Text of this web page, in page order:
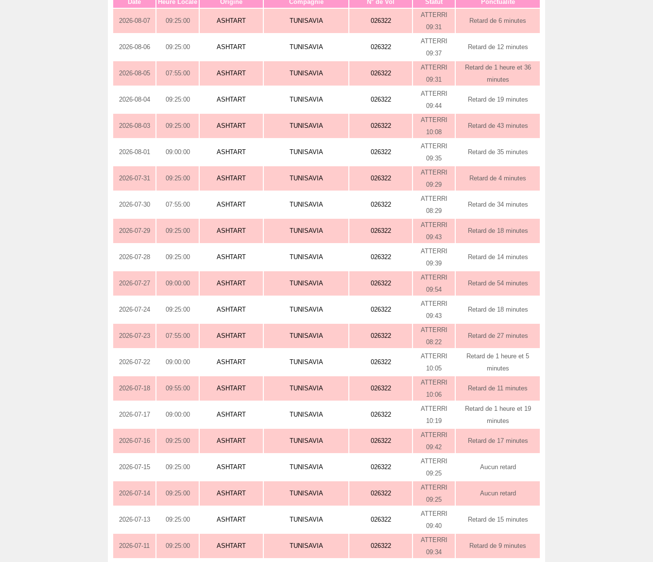
Date Heure Locale Origine Compagnie N° de Vol Statut Ponctualité
2026-08-07 09:25:00 ASHTART TUNISAVIA 026322
ATTERRI
09:31
Retard de 6 minutes
2026-08-06 09:25:00 ASHTART TUNISAVIA 026322
ATTERRI
09:37
Retard de 12 minutes
2026-08-05 07:55:00 ASHTART TUNISAVIA 026322
ATTERRI
09:31
Retard de 1 heure et 36
minutes
2026-08-04 09:25:00 ASHTART TUNISAVIA 026322
ATTERRI
09:44
Retard de 19 minutes
2026-08-03 09:25:00 ASHTART TUNISAVIA 026322
ATTERRI
10:08
Retard de 43 minutes
2026-08-01 09:00:00 ASHTART TUNISAVIA 026322
ATTERRI
09:35
Retard de 35 minutes
2026-07-31 09:25:00 ASHTART TUNISAVIA 026322
ATTERRI
09:29
Retard de 4 minutes
2026-07-30 07:55:00 ASHTART TUNISAVIA 026322
ATTERRI
08:29
Retard de 34 minutes
2026-07-29 09:25:00 ASHTART TUNISAVIA 026322
ATTERRI
09:43
Retard de 18 minutes
2026-07-28 09:25:00 ASHTART TUNISAVIA 026322
ATTERRI
09:39
Retard de 14 minutes
2026-07-27 09:00:00 ASHTART TUNISAVIA 026322
ATTERRI
09:54
Retard de 54 minutes
2026-07-24 09:25:00 ASHTART TUNISAVIA 026322
ATTERRI
09:43
Retard de 18 minutes
2026-07-23 07:55:00 ASHTART TUNISAVIA 026322
ATTERRI
08:22
Retard de 27 minutes
2026-07-22 09:00:00 ASHTART TUNISAVIA 026322
ATTERRI
10:05
Retard de 1 heure et 5
minutes
2026-07-18 09:55:00 ASHTART TUNISAVIA 026322
ATTERRI
10:06
Retard de 11 minutes
2026-07-17 09:00:00 ASHTART TUNISAVIA 026322
ATTERRI
10:19
Retard de 1 heure et 19
minutes
2026-07-16 09:25:00 ASHTART TUNISAVIA 026322
ATTERRI
09:42
Retard de 17 minutes
2026-07-15 09:25:00 ASHTART TUNISAVIA 026322
ATTERRI
09:25
Aucun retard
2026-07-14 09:25:00 ASHTART TUNISAVIA 026322
ATTERRI
09:25
Aucun retard
2026-07-13 09:25:00 ASHTART TUNISAVIA 026322
ATTERRI
09:40
Retard de 15 minutes
2026-07-11 09:25:00 ASHTART TUNISAVIA 026322
ATTERRI
09:34
Retard de 9 minutes